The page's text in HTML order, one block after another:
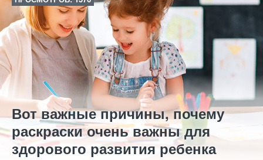
Вот важные причины, почему
раскраски очень важны для
здорового развития ребенка